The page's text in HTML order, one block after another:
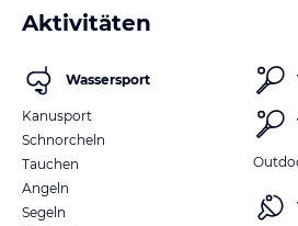
Aktivitäten
Wassersport
Kanusport
Schnorcheln
Tauchen
Angeln
Segeln